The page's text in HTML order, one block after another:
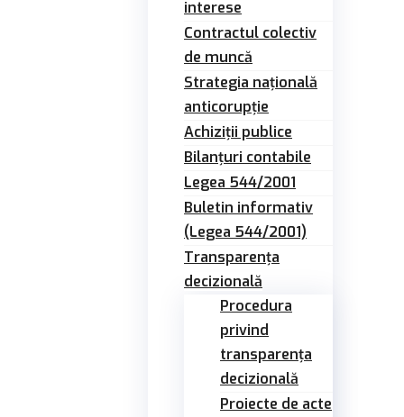
interese
Contractul colectiv
de muncă
Strategia națională
anticorupție
Achiziții publice
Bilanțuri contabile
Legea 544/2001
Buletin informativ
(Legea 544/2001)
Transparența
decizională
Procedura
privind
transparența
decizională
Proiecte de acte